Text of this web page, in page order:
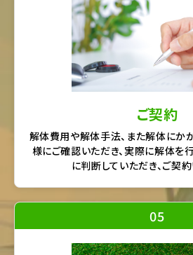
ご契約
解体費用や解体手法、また解体にか
様にご確認いただき、実際に解体を
に判断していただき、ご契約
05